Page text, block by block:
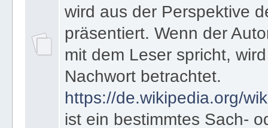
wird aus der Perspektive
präsentiert. Wenn der
mit dem Leser spricht,
Nachwort betrachtet.
https://de.wikipedia.org/
ist ein bestimmtes Sach-